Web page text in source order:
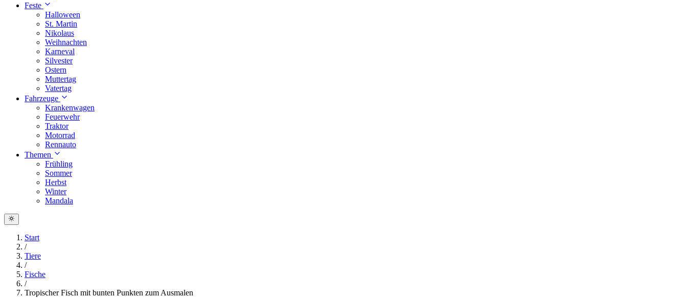
Feste
Halloween
St. Martin
Nikolaus
Weihnachten
Karneval
Silvester
Ostern
Muttertag
Vatertag
Fahrzeuge
Krankenwagen
Feuerwehr
Traktor
Motorrad
Rennauto
Themen
Frühling
Sommer
Herbst
Winter
Mandala
Start
/
Tiere
/
Fische
/
Tropischer Fisch mit bunten Punkten zum Ausmalen